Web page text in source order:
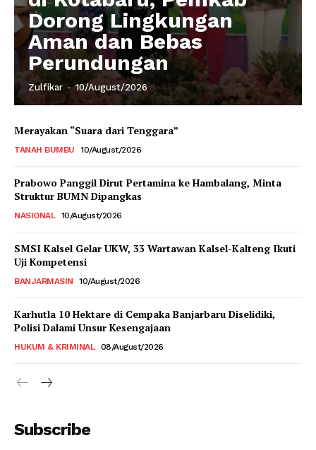
Dorong Lingkungan
Aman dan Bebas
Perundungan
Zulfikar - 10/August/2026
Merayakan “Suara dari Tenggara”
TANAH BUMBU 10/August/2026
Prabowo Panggil Dirut Pertamina ke Hambalang, Minta
Struktur BUMN Dipangkas
NASIONAL 10/August/2026
SMSI Kalsel Gelar UKW, 33 Wartawan Kalsel-Kalteng Ikuti
Uji Kompetensi
BANJARMASIN 10/August/2026
Karhutla 10 Hektare di Cempaka Banjarbaru Diselidiki,
Polisi Dalami Unsur Kesengajaan
HUKUM & KRIMINAL 08/August/2026
Subscribe